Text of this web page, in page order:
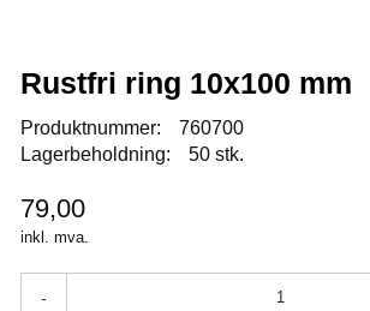
Rustfri ring 10x100 mm
Produktnummer:
760700
Lagerbeholdning:
50 stk.
79,00
inkl. mva.
-